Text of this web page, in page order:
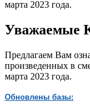
марта 2023 года.
Уважаемые
Предлагаем Вам
произведенных в
марта 2023 года.
Обновлены базы: